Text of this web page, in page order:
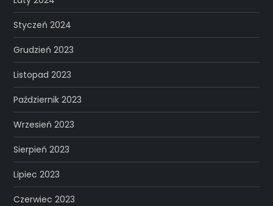
Styczeń 2024
Grudzień 2023
Listopad 2023
Październik 2023
Wrzesień 2023
Sierpień 2023
Lipiec 2023
Czerwiec 2023